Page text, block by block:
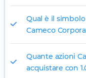
Qual è il
Cameco
Quante azioni
acquistare con